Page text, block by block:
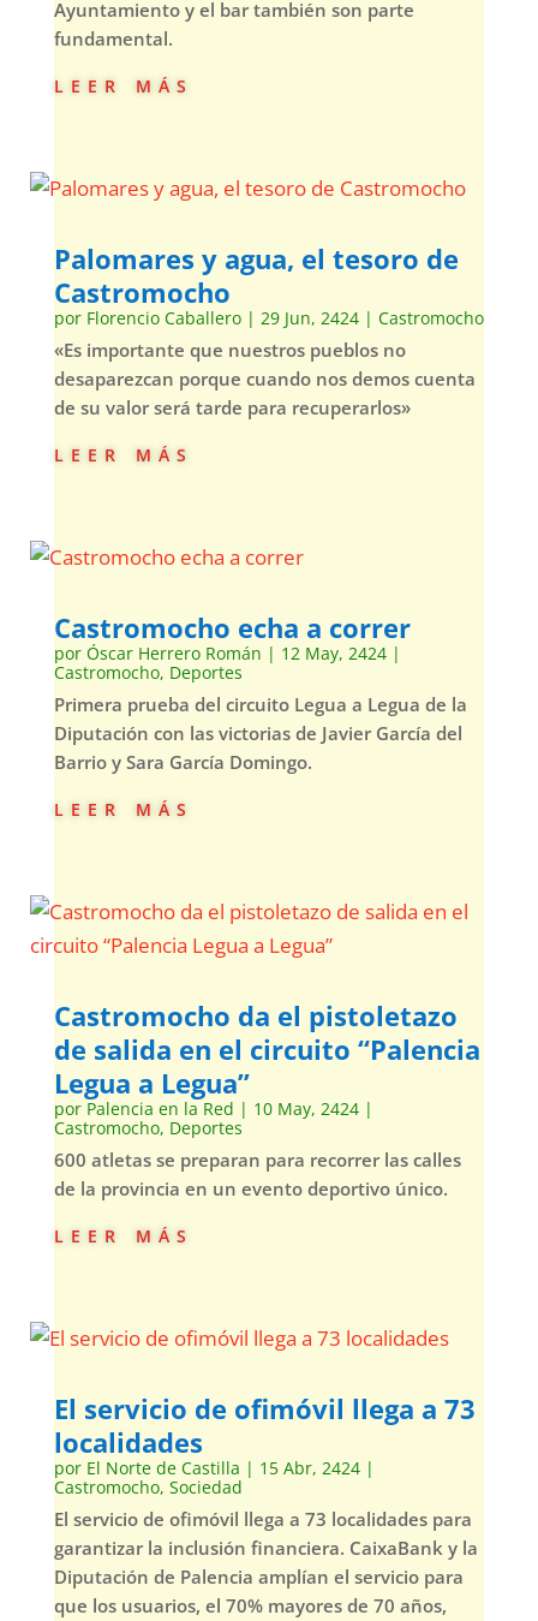
Ayuntamiento y el bar también son parte
fundamental.
leer más
Palomares y agua, el tesoro de
Castromocho
por Florencio Caballero| 29 Jun, 2424| Castromocho
«Es importante que nuestros pueblos no
desaparezcan porque cuando nos demos cuenta
de su valor será tarde para recuperarlos»
leer más
Castromocho echa a correr
por Óscar Herrero Román | 12 May, 2424|
Castromocho, Deportes
Primera prueba del circuito Legua a Legua de la
Diputación con las victorias de Javier García del
Barrio y Sara García Domingo.
leer más
Castromocho da el pistoletazo
de salida en el circuito “Palencia
Legua a Legua”
por Palencia en la Red | 10 May, 2424|
Castromocho, Deportes
600 atletas se preparan para recorrer las calles
de la provincia en un evento deportivo único.
leer más
El servicio de ofimóvil llega a 73
localidades
por El Norte de Castilla | 15 Abr, 2424|
Castromocho, Sociedad
El servicio de ofimóvil llega a 73 localidades para
garantizar la inclusión financiera. CaixaBank y la
Diputación de Palencia amplían el servicio para
que los usuarios, el 70% mayores de 70 años,